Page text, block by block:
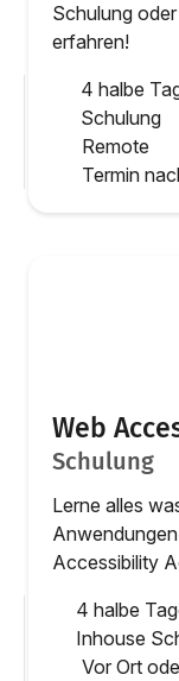
Schulung
erfahren!
4 halbe
Schulung
Remote
Termin
Web
Schulung
Lerne alles
Accessibility
4 halbe
Inhouse
Vor Ort